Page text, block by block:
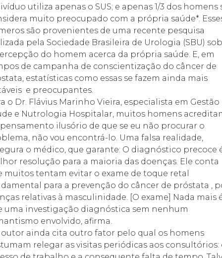
utiliza apenas o SUS; e apenas 1/3 dos homens
muito preocupado com a própria saúde*.
são provenientes de uma recente pesquisa
pela Sociedade Brasileira de Urologia (SBU)
do homem acerca da própria saúde. E, em
de campanha de conscientização do câncer de
estatísticas como essas se fazem ainda mais
 e preocupantes.
o Dr. Flávius Marinho Vieira, especialista em Gestão
e Nutrologia Hospitalar, muitos homens
ilusório de que se eu não procurar o
não vou encontrá-lo. Uma falsa realidade,
o médico, que garante:  O diagnóstico precoce
resolução para a maioria das doenças. Ele conta
muitos tentam evitar o exame de toque retal 
para a prevenção do câncer de próstata ,
relativas à masculinidade. [O exame] Nada mais
uma investigação diagnóstica sem nenhum
envolvido, afirma.
ainda cita outro fator pelo qual os homens
relegar as visitas periódicas aos consultórios: